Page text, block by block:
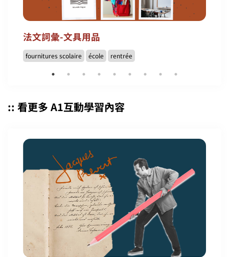
法文詞彙-文具用品
fournitures scolaire école rentrée
:: 看更多 A1互動學習內容